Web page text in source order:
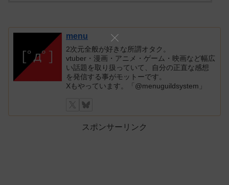
menu
2次元全般が好きな所謂オタク。
vtuber・漫画・アニメ・ゲーム・映画など幅広
い話題を取り扱っていて、自分の正直な感想
を発信する事がモットーです。
Xもやっています。「@menuguildsystem」
スポンサーリンク